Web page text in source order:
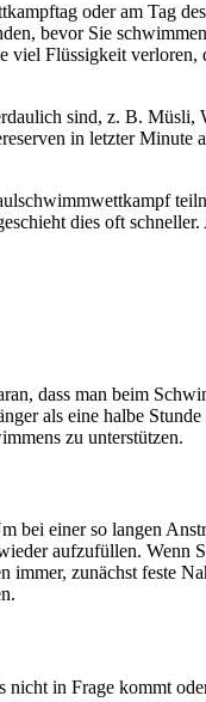
oder am Tag
bevor Sie
Flüssigkeit
sind, z. B.
in letzter Minute
dies oft
dass man beim
als eine halbe
zu unterstützen.
bei einer so langen
aufzufüllen. Wenn
zunächst feste
in Frage kommt